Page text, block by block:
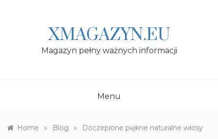
XMAGAZYN.EU
Magazyn pełny ważnych informacji
Menu
Home » Blog » Doczepione piękne naturalne włosy